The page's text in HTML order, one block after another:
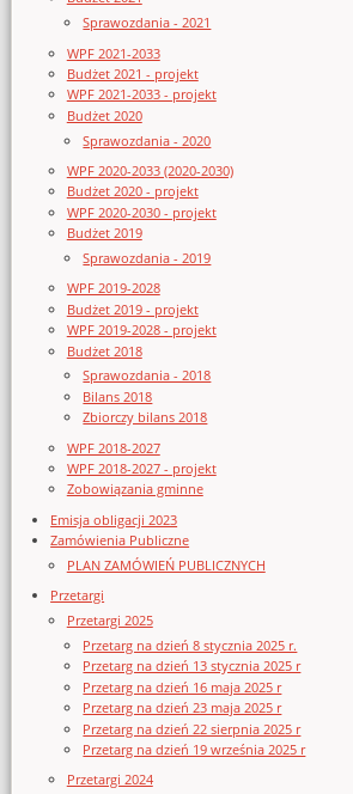
Sprawozdania - 2021
WPF 2021-2033
Budżet 2021 - projekt
WPF 2021-2033 - projekt
Budżet 2020
Sprawozdania - 2020
WPF 2020-2033 (2020-2030)
Budżet 2020 - projekt
WPF 2020-2030 - projekt
Budżet 2019
Sprawozdania - 2019
WPF 2019-2028
Budżet 2019 - projekt
WPF 2019-2028 - projekt
Budżet 2018
Sprawozdania - 2018
Bilans 2018
Zbiorczy bilans 2018
WPF 2018-2027
WPF 2018-2027 - projekt
Zobowiązania gminne
Emisja obligacji 2023
Zamówienia Publiczne
PLAN ZAMÓWIEŃ PUBLICZNYCH
Przetargi
Przetargi 2025
Przetarg na dzień 8 stycznia 2025 r.
Przetarg na dzień 13 stycznia 2025 r
Przetarg na dzień 16 maja 2025 r
Przetarg na dzień 23 maja 2025 r
Przetarg na dzień 22 sierpnia 2025 r
Przetarg na dzień 19 września 2025 r
Przetargi 2024